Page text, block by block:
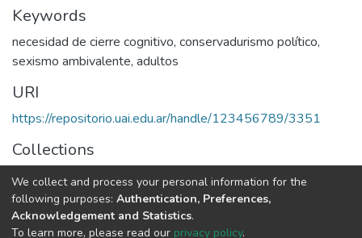
Keywords
necesidad de cierre cognitivo, conservadurismo político,
sexismo ambivalente, adultos
URI
https://repositorio.uai.edu.ar/handle/123456789/3351
Collections
LICENCIATURA EN PSICOLOGÍA
Full item page
We collect and process your personal information for the
following purposes: Authentication, Preferences,
Acknowledgement and Statistics.
To learn more, please read our privacy policy.